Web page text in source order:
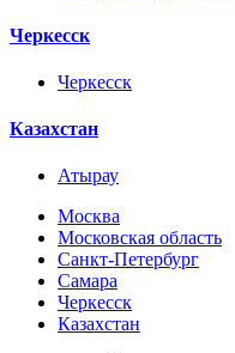
Черкесск
Черкесск
Казахстан
Атырау
Москва
Московская область
Санкт-Петербург
Самара
Черкесск
Казахстан